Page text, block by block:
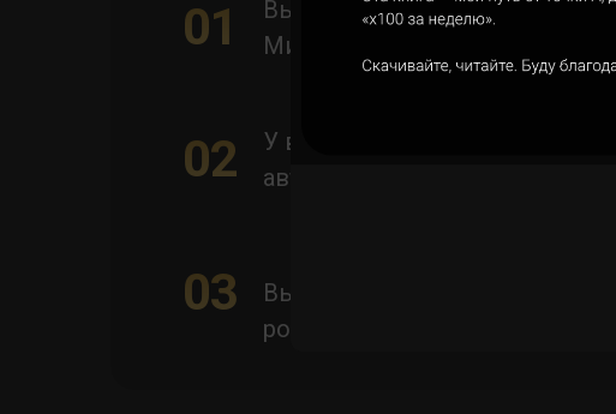
Вы должны быть партнёром
Михаила Кулагина.
У вас должен быть опыт
автоматизированной торговли.
Вы владеете 5 и более
роботами.
01
02
03